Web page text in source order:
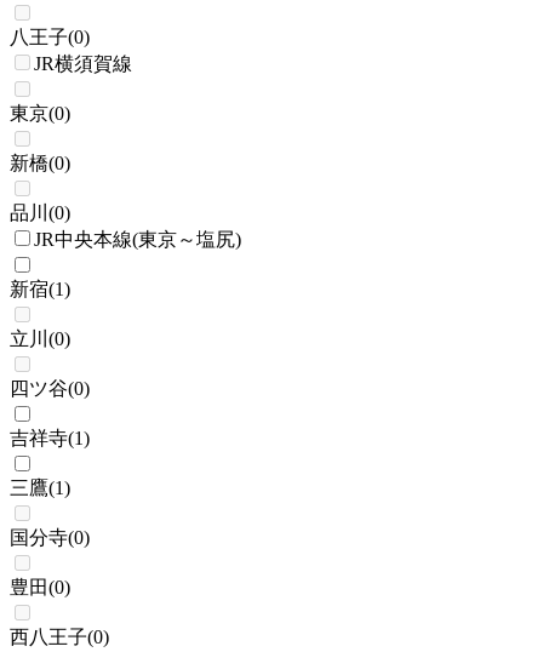
八王子(0)
JR横須賀線
東京(0)
新橋(0)
品川 (0)
JR中央本線(東京～塩尻)
新宿(1)
立川 (0)
四ツ谷(0)
吉祥寺(1)
三鷹(1)
国分寺(0)
豊田(0)
西八王子(0)